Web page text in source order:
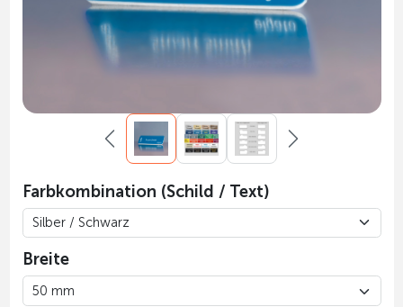
Farbkombination (Schild / Text)
Breite